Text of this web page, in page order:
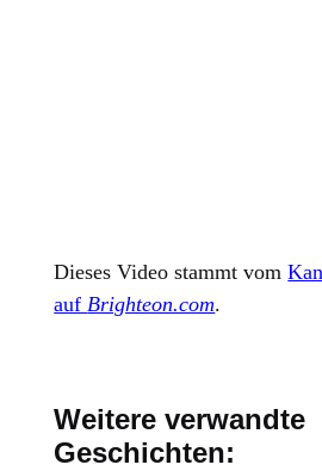
Dieses Video stammt vom
aufBrighteon.com.
Weitere verwandte
Geschichten: